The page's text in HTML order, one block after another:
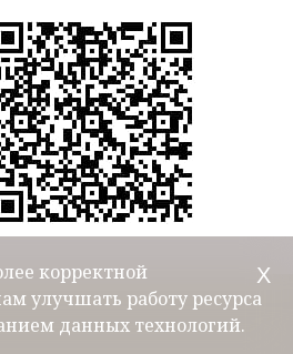
корректной
улучшать работу ресурса
данных технологий.
Х